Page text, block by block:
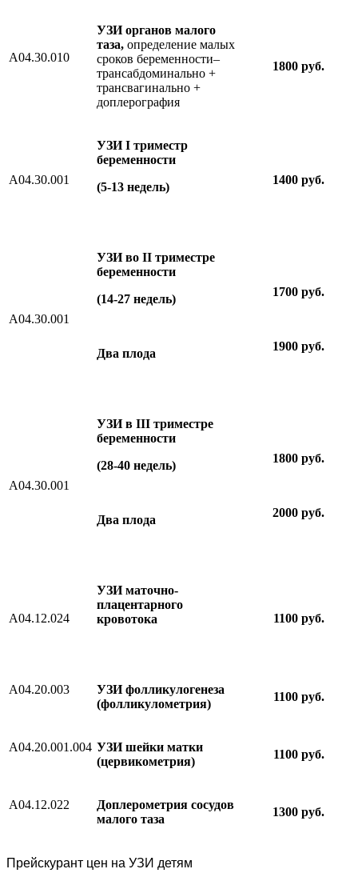
А04.30.010
УЗИ органов малого
таза, определение малых
сроков беременности–
трансабдоминально +
трансвагинально +
доплерография
1800 руб.
A04.30.001
УЗИ I триместр
беременности
(5-13 недель)
1400 руб.
A04.30.001
УЗИ во II триместре
беременности
(14-27 недель)
Два плода
1700 руб.
1900 руб.
A04.30.001
УЗИ в III триместре
беременности
(28-40 недель)
Два плода
1800 руб.
2000 руб.
А04.12.024
УЗИ маточно-
плацентарного
кровотока
1100 руб.
А04.20.003
УЗИ фолликулогенеза
(фолликулометрия)
1100 руб.
А04.20.001.004 УЗИ шейки матки
(цервикометрия)
1100 руб.
А04.12.022
Доплерометрия сосудов
малого таза
1300 руб.
Прейскурант цен на УЗИ детям